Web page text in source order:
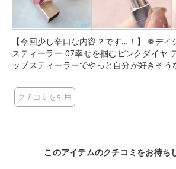
【今回少し辛口な内容？です…！】 ❁デイジードール リップ
スティーラー 07幸せを掴むピンクダイヤ デイジードールのリ
ップスティーラーでやっと自分が好きそう
ップは色持ちがそこそこあって好きなんだ
が時間経過によって蛍光っぽくなるのは
なと感じる… もう少し落ち着いたくすみカ
結構しっかりピンク！って感じのカラーで
クチコミを引用
このアイテムのクチコミをお待ち